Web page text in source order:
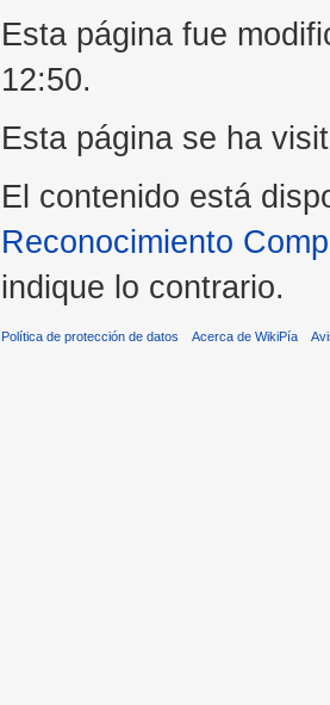
Esta página fue
12:50.
Esta página se ha
El contenido está
Reconocimiento
indique lo contrario.
Política de protección de datos Acerca de WikiPía